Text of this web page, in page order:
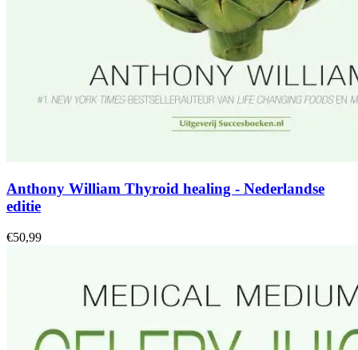
Anthony William Thyroid healing - Nederlandse
editie
€50,99